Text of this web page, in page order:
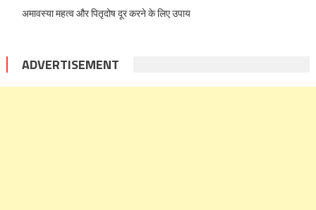
अमावस्या महत्व और पितृदोष दूर करने के लिए उपाय
ADVERTISEMENT